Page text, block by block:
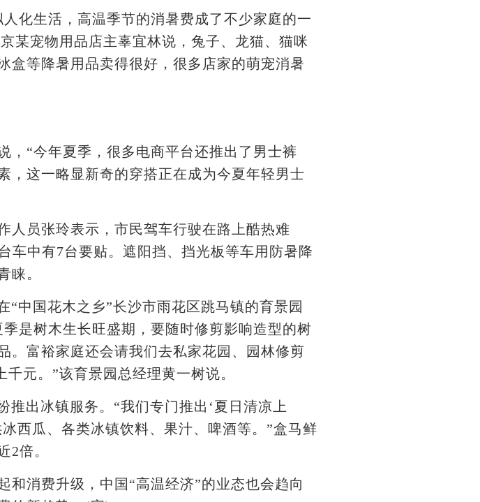
生活，高温季节的消暑费成了不少家庭的一
某宠物用品店主辜宜林说，兔子、龙猫、猫咪
盒等降暑用品卖得很好，很多店家的萌宠消暑
“今年夏季，很多电商平台还推出了男士裤
，这一略显新奇的穿搭正在成为今夏年轻男士
员张玲表示，市民驾车行驶在路上酷热难
车中有7台要贴。遮阳挡、挡光板等车用防暑降
睐。
国花木之乡”长沙市雨花区跳马镇的育景园
是树木生长旺盛期，要随时修剪影响造型的树
。富裕家庭还会请我们去私家花园、园林修剪
元。”该育景园总经理黄一树说。
出冰镇服务。“我们专门推出‘夏日清凉上
西瓜、各类冰镇饮料、果汁、啤酒等。”盒马鲜
2倍。
消费升级，中国“高温经济”的业态也会趋向